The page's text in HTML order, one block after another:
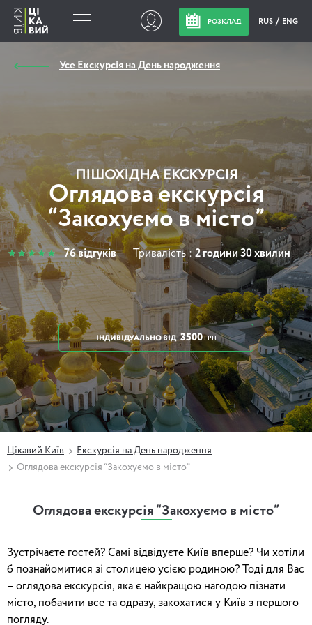
РОЗКЛАД RUS ENG
Усе Екскурсія на День народження
ПІШОХІДНА ЕКСКУРСІЯ
Оглядова екскурсія
“Закохуємо в місто”
76 відгуків Тривалість :2 години 30 хвилин
ІНДИВІДУАЛЬНОВІД 3500 ГРН
Цікавий Київ
Екскурсія на День народження
Оглядова екскурсія “Закохуємо в місто”
Оглядова екскурсія “Закохуємо в місто”
Зустрічаєте гостей? Самі відвідуєте Київ вперше? Чи хотіли
б познайомитися зі столицею усією родиною? Тоді для Вас
– оглядова екскурсія, яка є найкращою нагодою пізнати
місто, побачити все та одразу, закохатися у Київ з першого
погляду.